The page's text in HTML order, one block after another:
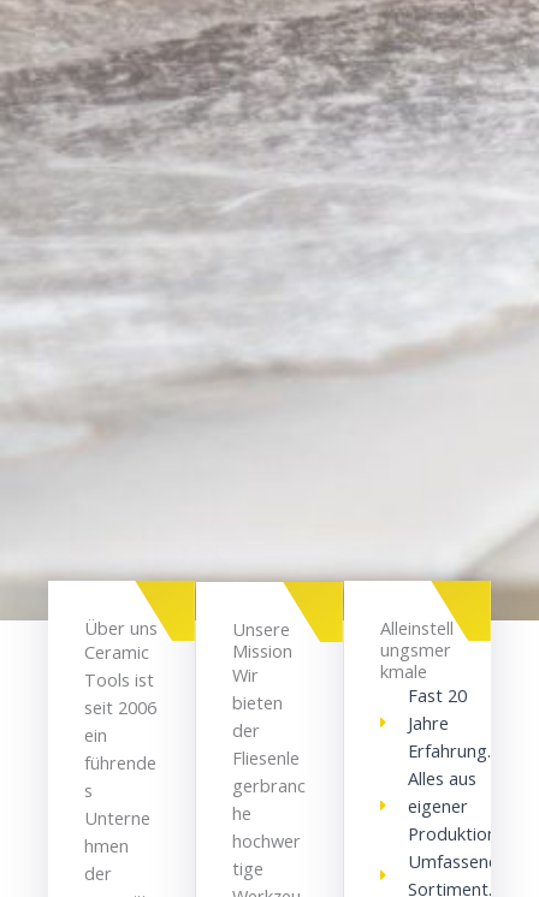
Über uns
Ceramic
Tools ist
seit 2006
ein
führende
s
Unterne
hmen
der
Unsere
Mission
Wir
bieten
der
Fliesenle
gerbranc
he
hochwer
tige
Alleinstell
ungsmer
kmale
Fast 20
Jahre
Erfahrung.
Alles aus
eigener
Produktion
Umfassendes
Sortiment.